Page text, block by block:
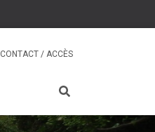
CONTACT / ACCÈS